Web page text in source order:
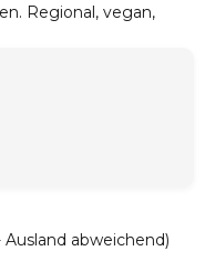
Regional, vegan,
Ausland abweichend)